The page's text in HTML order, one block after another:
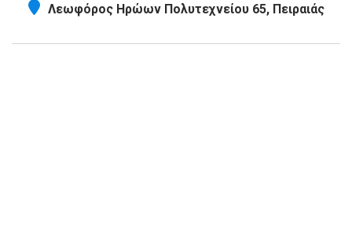
Λεωφόρος Ηρώων Πολυτεχνείου 65, Πειραιάς